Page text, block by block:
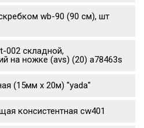
wb-90 (90 см), шт
002 складной,
на ножке (avs) (20) a78463s
(15мм х 20м) "yada"
консистентная cw401